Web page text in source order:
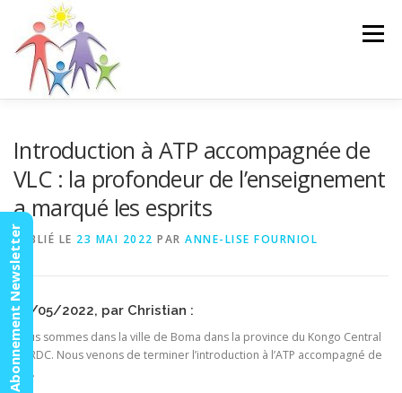
contenu
Menu
CONTACT
Introduction à ATP accompagnée de
VLC : la profondeur de l’enseignement
a marqué les esprits
PUBLIÉ LE 23 MAI 2022 PAR ANNE-LISE FOURNIOL
22/05/2022, par Christian :
Nous sommes dans la ville de Boma dans la province du Kongo Central
en RDC. Nous venons de terminer l’introduction à l’ATP accompagné de
VLC.
Abonnement Newsletter